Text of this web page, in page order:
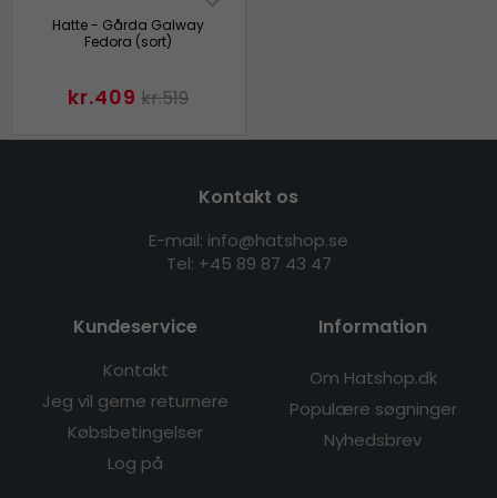
Hatte - Gårda Galway
Fedora (sort)
kr.409 kr.519
Kontakt os
E-mail: info@hatshop.se
Tel: +45 89 87 43 47
Kundeservice
Kontakt
Jeg vil gerne returnere
Købsbetingelser
Log på
Information
Om Hatshop.dk
Populære søgninger
Nyhedsbrev